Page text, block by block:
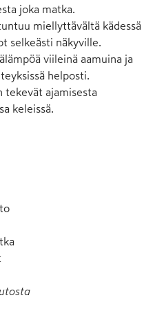
joka matka.
miellyttävältä kädessä
selkeästi näkyville.
viileinä aamuina ja
helposti.
tekevät ajamisesta
keleissä.